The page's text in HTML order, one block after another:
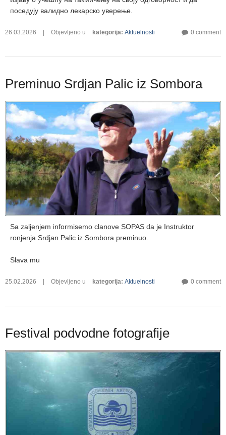
поседују валидно лекарско уверење.
26.03.2026 | Objevljeno u kategorija: Aktuelnosti 0 comment
Preminuo Srdjan Palic iz Sombora
Sa zaljenjem informisemo clanove SOPAS da je Instruktor
ronjenja Srdjan Palic iz Sombora preminuo.
Slava mu
25.02.2026 Objevljeno u kategorija: Aktuelnosti 0 comment
Festival podvodne fotografije